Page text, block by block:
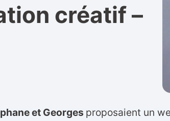
créatif –
et Georges proposaient un